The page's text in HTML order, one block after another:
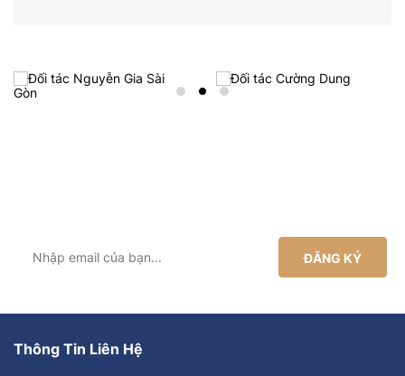
ĐĂNG KÝ
Thông Tin Liên Hệ